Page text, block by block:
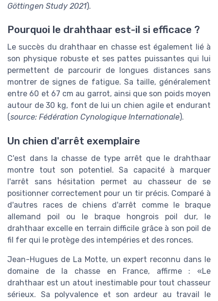
Göttingen Study 2021).
Pourquoi le drahthaar est-il si efficace ?
Le succès du drahthaar en chasse est également lié à
son physique robuste et ses pattes puissantes qui lui
permettent de parcourir de longues distances sans
montrer de signes de fatigue. Sa taille, généralement
entre 60 et 67 cm au garrot, ainsi que son poids moyen
autour de 30 kg, font de lui un chien agile et endurant
(source: Fédération Cynologique Internationale).
Un chien d'arrêt exemplaire
C'est dans la chasse de type arrêt que le drahthaar
montre tout son potentiel. Sa capacité à marquer
l'arrêt sans hésitation permet au chasseur de se
positionner correctement pour un tir précis. Comparé à
d'autres races de chiens d'arrêt comme le braque
allemand poil ou le braque hongrois poil dur, le
drahthaar excelle en terrain difficile grâce à son poil de
fil fer qui le protège des intempéries et des ronces.
Jean-Hugues de La Motte, un expert reconnu dans le
domaine de la chasse en France, affirme :
Le
drahthaar est un atout inestimable pour tout chasseur
sérieux. Sa polyvalence et son ardeur au travail le